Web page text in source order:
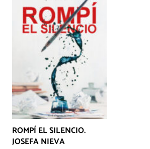
ROMPÍ EL SILENCIO.
JOSEFA NIEVA